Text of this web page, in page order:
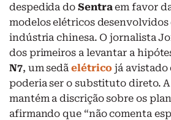
despedida do Sentraem favor
modelos elétricos desenvolvidos
indústria chinesa. O jornalista
dos primeiros a levantar a
N7, um sedãelétrico já avistado
poderia ser o substituto direto.
mantém a discrição sobre os
afirmando que “não comenta